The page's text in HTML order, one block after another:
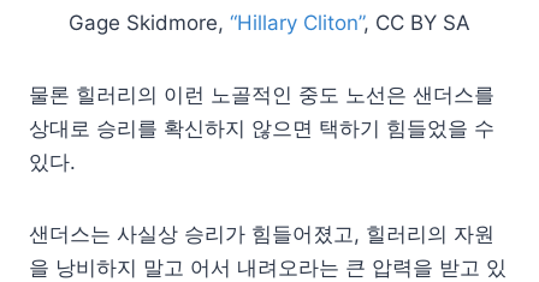
Gage Skidmore, “Hillary Cliton”, CC BY SA
물론 힐러리의 이런 노골적인 중도 노선은 샌더스를
상대로 승리를 확신하지 않으면 택하기 힘들었을 수
있다.
샌더스는 사실상 승리가 힘들어졌고, 힐러리의 자원
을 낭비하지 말고 어서 내려오라는 큰 압력을 받고 있